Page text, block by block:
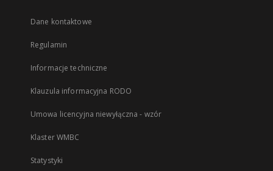
Dane kontaktowe
Regulamin
Informacje techniczne
Klauzula informacyjna RODO
Umowa licencyjna niewyłączna - wzór
Klaster WMBC
Statystyki